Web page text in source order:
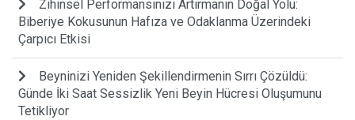
Zihinsel Performansınızı Artırmanın Doğal Yolu:
Biberiye Kokusunun Hafıza ve Odaklanma Üzerindeki
Çarpıcı Etkisi
Beyninizi Yeniden Şekillendirmenin Sırrı Çözüldü:
Günde İki Saat Sessizlik Yeni Beyin Hücresi Oluşumunu
Tetikliyor